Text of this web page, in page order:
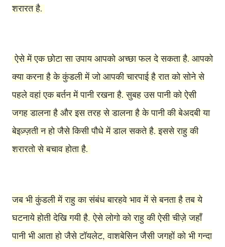
शरारत है.
ऐसे में एक छोटा सा उपाय आपको अच्छा फल दे सकता है. आपको
क्या करना है के कुंडली में जो आपकी चारपाई है रात को सोने से
पहले वहां एक बर्तन में पानी रखना है. सुबह उस पानी को ऐसी
जगह डालना है और इस तरह से डालना है के पानी की बेअदबी या
बेइज़्ज़ती न हो जैसे किसी पौधे में डाल सकते है. इससे राहु की
शरारतो से बचाव होता है.
जब भी कुंडली में राहु का संबंध बारहवे भाव में से बनता है तब ये
घटनाये होती देखि गयी है. ऐसे लोगो को राहु की ऐसी चीज़े जहाँ
पानी भी आता हो जैसे टॉयलेट, वाशबेसिन जैसी जगहों को भी गन्दा